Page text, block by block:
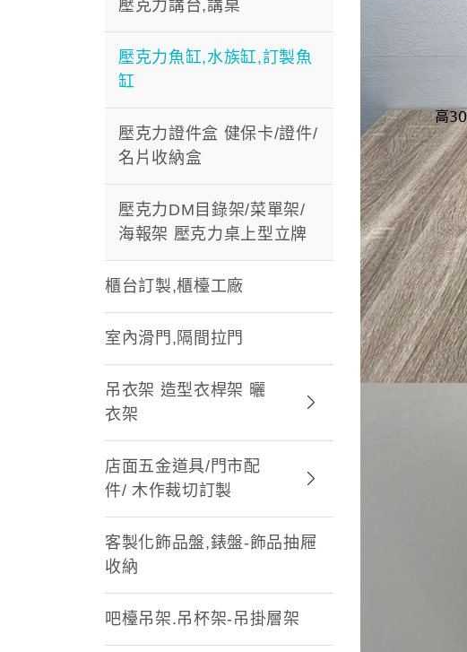
壓克力講台,講桌
壓克力魚缸,水族缸,訂製魚
缸
壓克力證件盒 健保卡/證件/
名片收納盒
壓克力DM目錄架/菜單架/
海報架 壓克力桌上型立牌
櫃台訂製,櫃檯工廠
室內滑門,隔間拉門
吊衣架 造型衣桿架 曬
衣架
店面五金道具/門市配
件/ 木作裁切訂製
客製化飾品盤,錶盤-飾品抽屜
收納
吧檯吊架.吊杯架-吊掛層架